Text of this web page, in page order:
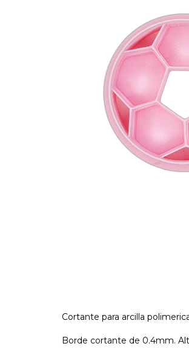
Cortante para arcilla
Borde cortante de 0.4mm.